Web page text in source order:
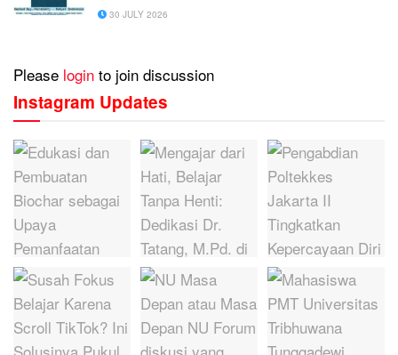
30 JULY 2026
Please login to join discussion
Instagram Updates